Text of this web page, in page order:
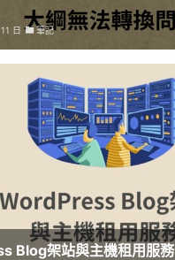
日 筆記
Blog架站與主機租用服務